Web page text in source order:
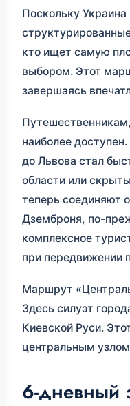
Поскольку
кто ищет самую
выбором. Этот
завершаясь
наиболее
до Львова стал
области или
теперь соединяют
Дземброня, по-
комплексное
при передвижении
Маршрут
Здесь силуэт
Киевской Руси.
центральным
6-дневный